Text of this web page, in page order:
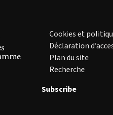
Cookies et
Déclaration
Plan du site
Recherche
Subscribe